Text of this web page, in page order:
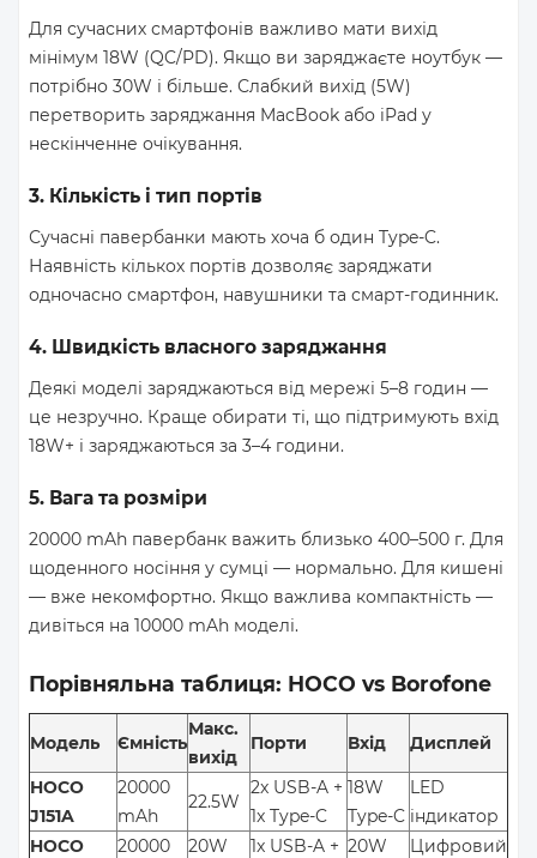
Для сучасних смартфонів важливо мати вихід
мінімум 18W (QC/PD). Якщо ви заряджаєте ноутбук —
потрібно 30W і більше. Слабкий вихід (5W)
перетворить заряджання MacBook або iPad у
нескінченне очікування.
3. Кількість і тип портів
Сучасні павербанки мають хоча б один Type-C.
Наявність кількох портів дозволяє заряджати
одночасно смартфон, навушники та смарт-годинник.
4. Швидкість власного заряджання
Деякі моделі заряджаються від мережі 5–8 годин —
це незручно. Краще обирати ті, що підтримують вхід
18W+ і заряджаються за 3–4 години.
5. Вага та розміри
20000 mAh павербанк важить близько 400–500 г. Для
щоденного носіння у сумці — нормально. Для кишені
— вже некомфортно. Якщо важлива компактність —
дивіться на 10000 mAh моделі.
Порівняльна таблиця: HOCO vs Borofone
Модель Ємність
Макс.
вихід
Порти Вхід Дисплей
HOCO
J151A
20000
mAh
22.5W
2x USB-A +
1x Type-C
18W
Type-C
LED
індикатор
HOCO
20000
20W
1x USB-A + 20W
Цифровий